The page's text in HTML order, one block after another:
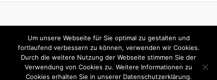
DATENSCHUTZERKLÄRUNG
KONTAKT
Um unsere Webseite für Sie optimal zu gestalten und
fortlaufend verbessern zu können, verwenden wir Cookies.
Durch die weitere Nutzung der Webseite stimmen Sie der
Verwendung von Cookies zu. Weitere Informationen zu
Cookies erhalten Sie in unserer Datenschutzerklärung.